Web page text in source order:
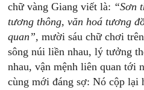
chữ vàng Giang viết là: “Sơn
tương thông, văn hoá tương
quan”, mười sáu chữ chơi
sông núi liền nhau, lý tưởng
nhau, vận mệnh liên quan tới
cùng mới đáng sợ: Nó cộp lại